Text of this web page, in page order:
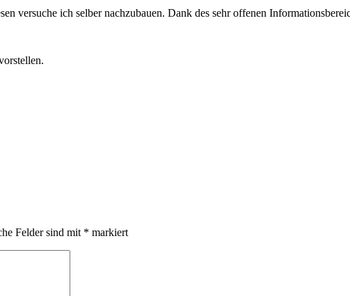
versuche ich selber nachzubauen. Dank des sehr offenen
Felder sind mit * markiert